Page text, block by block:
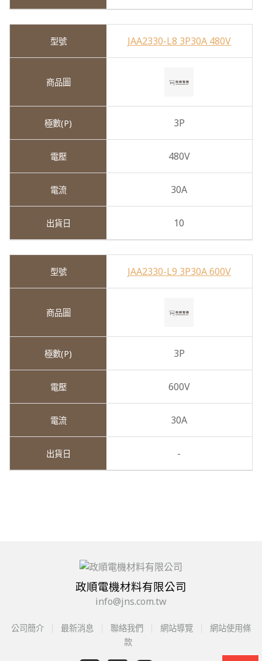
JAA2330-L8 3P30A 480V
3P
480V
30A
10
JAA2330-L9 3P30A 600V
3P
600V
30A
-
政順電機材料有限公司
info@jns.com.tw
公司簡介 最新消息 聯絡我們 網站導覽
網站使用條
款